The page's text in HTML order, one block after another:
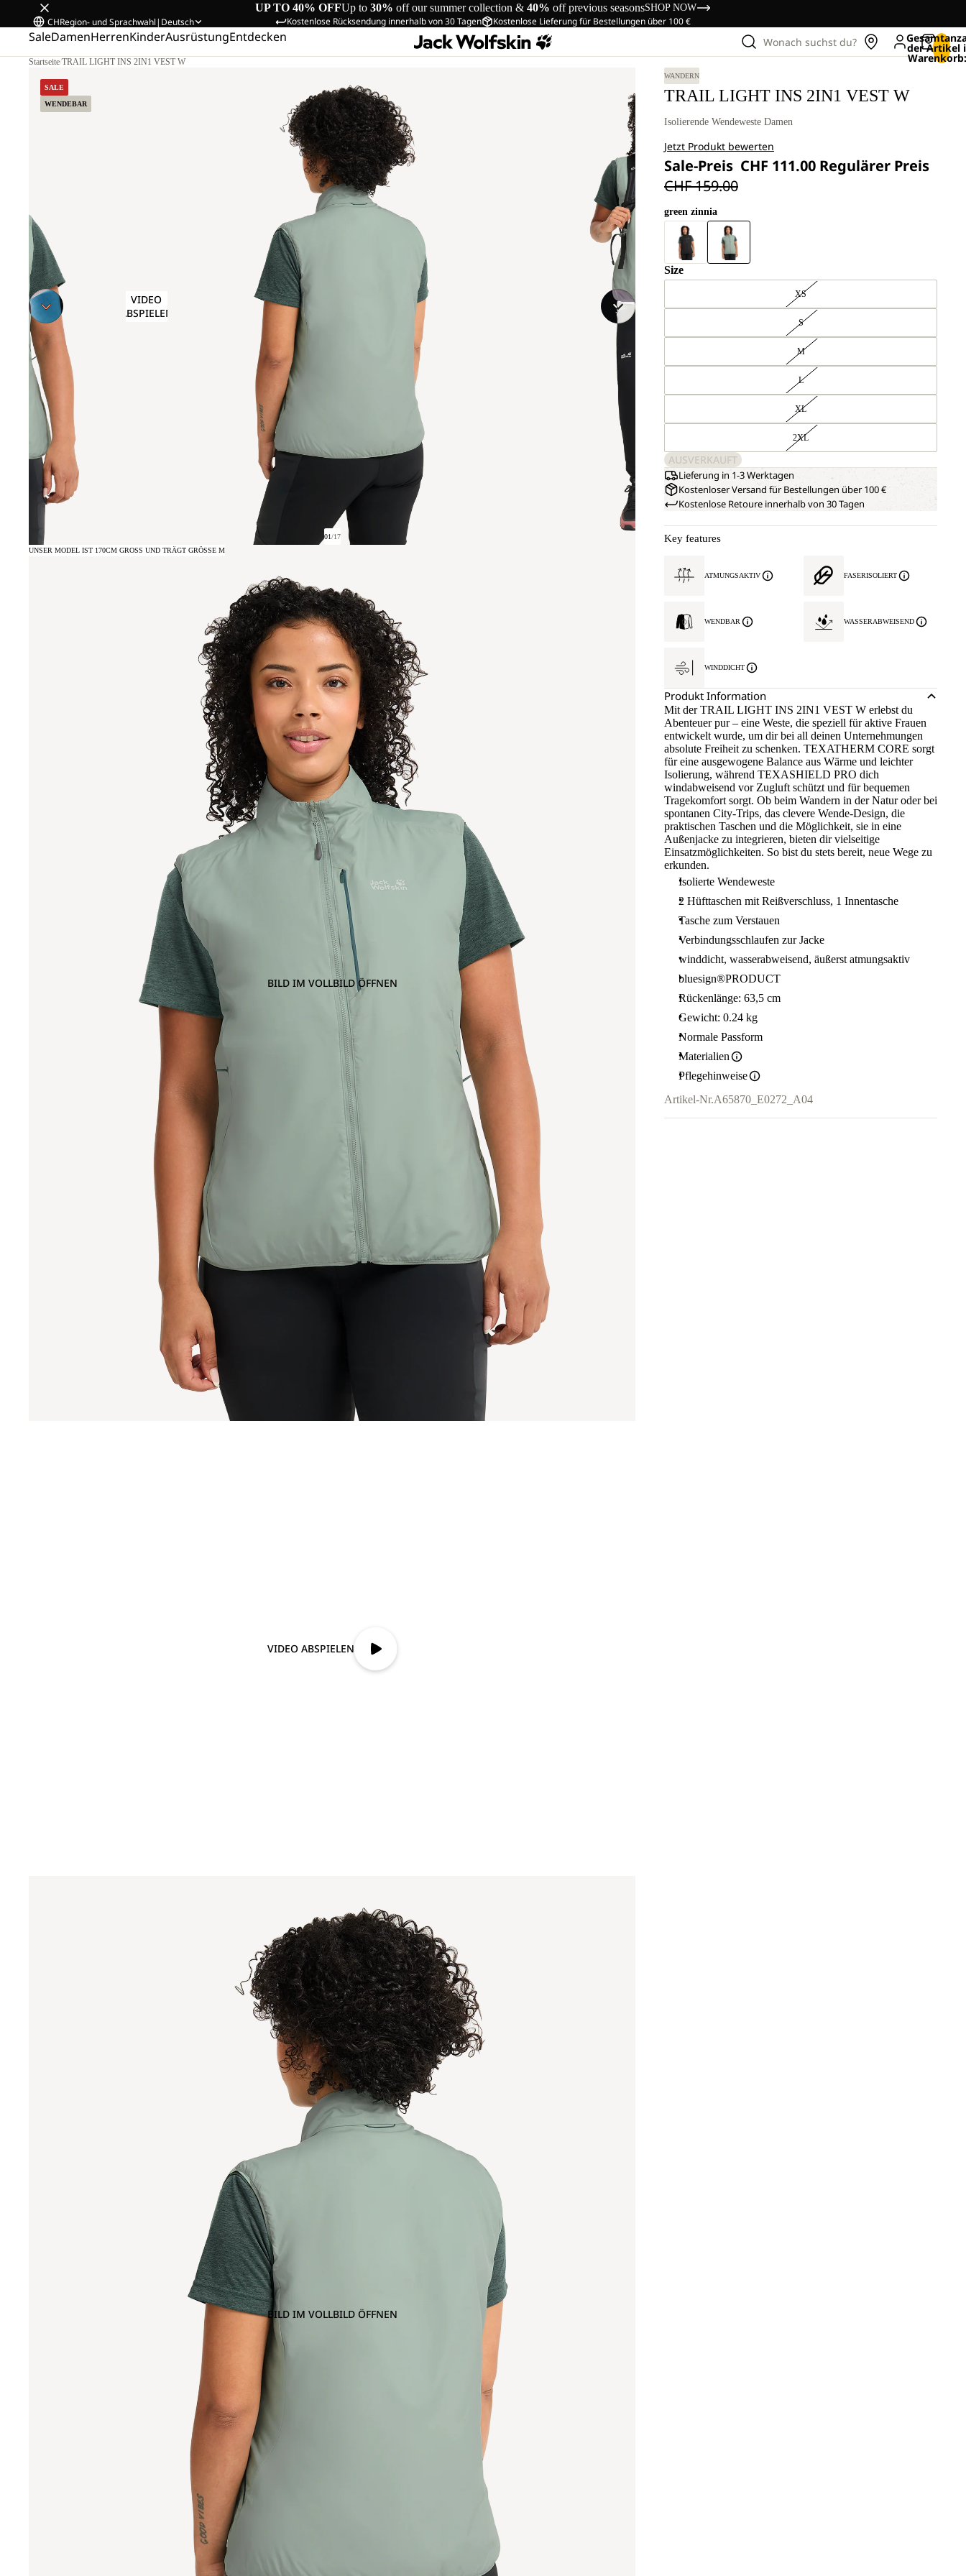
UP TO 40% OFFUp to 30% off our summer collection & 40% off previous seasonsSHOP NOW
Kostenlose Rücksendung innerhalb von 30 Tagen Kostenlose Lieferung für Bestellungen über 100 €
CHRegion- und Sprachwahl| Deutsch
SaleDamenHerrenKinderAusrüstungEntdecken Wonach suchst du? der Artikel
Startseite/TRAIL LIGHT INS 2IN1 VEST W
SALE
WENDEBAR
VIDEO
ABSPIELEN
01/17
BILD IM VOLLBILD ÖFFNEN
UNSER MODEL IST 170CM GROSS UND TRÄGT GRÖSSE M
VIDEO ABSPIELEN
BILD IM VOLLBILD ÖFFNEN
WANDERN
TRAIL LIGHT INS 2IN1 VEST W
Isolierende Wendeweste Damen
Jetzt Produkt bewerten
Sale-Preis CHF 111.00 Regulärer Preis
CHF 159.00
green zinnia
Size
XS
S
M
L
XL
2XL
AUSVERKAUFT
Lieferung in 1-3 Werktagen
Kostenloser Versand für Bestellungen über 100 €
Kostenlose Retoure innerhalb von 30 Tagen
Key features
ATMUNGSAKTIV FASERISOLIERT
WENDBAR WASSERABWEISEND
WINDDICHT
Produkt Information
Mit der TRAIL LIGHT INS 2IN1 VEST W erlebst du
Abenteuer pur – eine Weste, die speziell für aktive Frauen
entwickelt wurde, um dir bei all deinen Unternehmungen
absolute Freiheit zu schenken. TEXATHERM CORE sorgt
für eine ausgewogene Balance aus Wärme und leichter
Isolierung, während TEXASHIELD PRO dich
windabweisend vor Zugluft schützt und für bequemen
Tragekomfort sorgt. Ob beim Wandern in der Natur oder bei
spontanen City-Trips, das clevere Wende-Design, die
praktischen Taschen und die Möglichkeit, sie in eine
Außenjacke zu integrieren, bieten dir vielseitige
Einsatzmöglichkeiten. So bist du stets bereit, neue Wege zu
erkunden.
Isolierte Wendeweste
2 Hüfttaschen mit Reißverschluss, 1 Innentasche
Tasche zum Verstauen
Verbindungsschlaufen zur Jacke
winddicht, wasserabweisend, äußerst atmungsaktiv
bluesign®PRODUCT
Rückenlänge: 63,5 cm
Gewicht: 0.24 kg
Normale Passform
Materialien
Pflegehinweise
Artikel-Nr.A65870_E0272_A04